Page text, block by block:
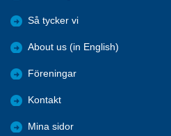
Så tycker vi
About us (in English)
Föreningar
Kontakt
Mina sidor